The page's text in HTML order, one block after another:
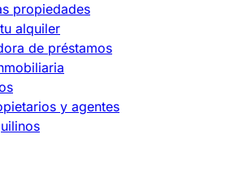
propiedades
alquiler
de préstamos
y agentes